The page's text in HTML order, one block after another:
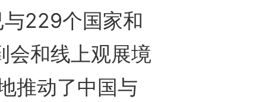
229个国家和
会和线上观展境
推动了中国与